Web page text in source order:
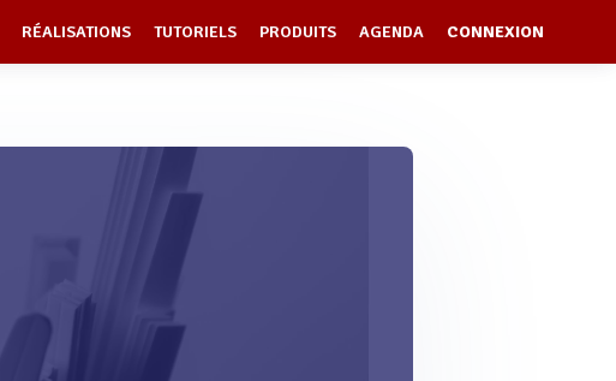
RÉALISATIONS TUTORIELS PRODUITS AGENDA CONNEXION